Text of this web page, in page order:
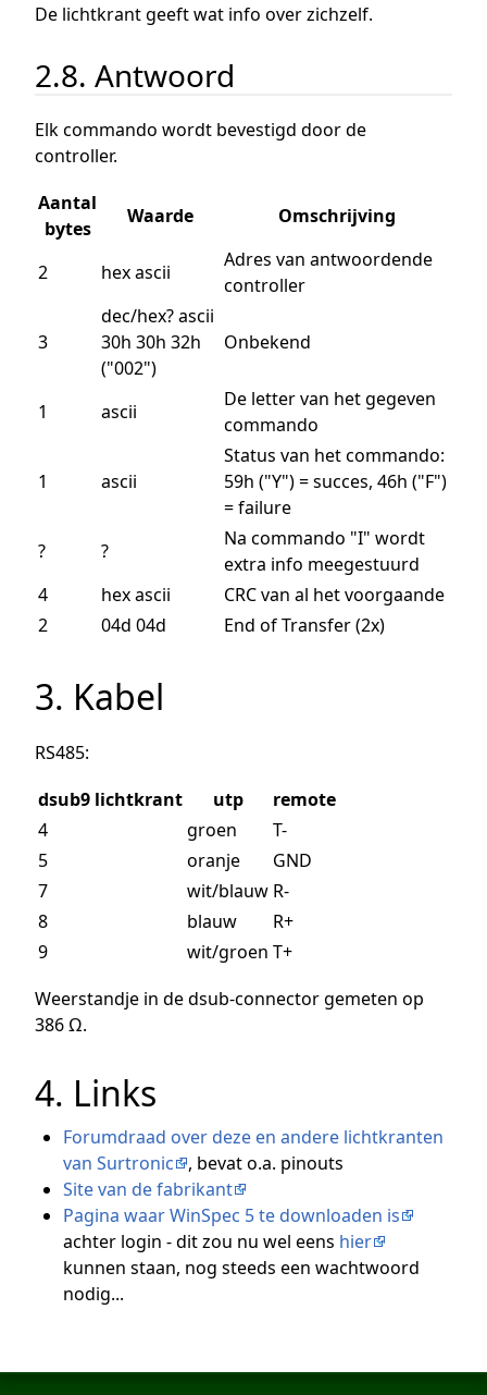
De lichtkrant geeft wat info over zichzelf.
2.8. Antwoord
Elk commando wordt bevestigd door de
controller.
Aantal
bytes
Waarde Omschrijving
2 hex ascii
Adres van antwoordende
controller
3
dec/hex? ascii
30h 30h 32h
("002")
Onbekend
1 ascii
De letter van het gegeven
commando
1 ascii
Status van het commando:
59h ("Y") = succes, 46h ("F")
= failure
?
?
Na commando "I" wordt
extra info meegestuurd
4
hex ascii
CRC van al het voorgaande
2
04d 04d End of Transfer (2x)
3. Kabel
RS485:
dsub9 lichtkrant
utp
remote
4
groen
T-
5
oranje
GND
7
wit/blauw R-
8
blauw
R+
9
wit/groen T+
Weerstandje in de dsub-connector gemeten op
386 Ω.
4. Links
Forumdraad over deze en andere lichtkranten
van Surtronic
, bevat o.a. pinouts
Site van de fabrikant
Pagina waar WinSpec 5 te downloaden is
achter login - dit zou nu wel eens hier
kunnen staan, nog steeds een wachtwoord
nodig...